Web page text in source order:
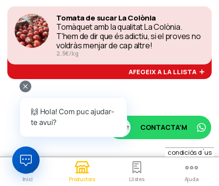
Tomata de sucar La Colònia
Tomàquet amb la qualitat La Colònia.
T'hem de dir que és adictiu, si el proves no
voldràs menjar de cap altre!
2.5€/kg
AFEGEIX A LA LLISTA
condiciós d´us
Inici Productors Llistes Ajuda
CONTACTA'M
🙌 Hola! Com puc ajudar-
te avui?